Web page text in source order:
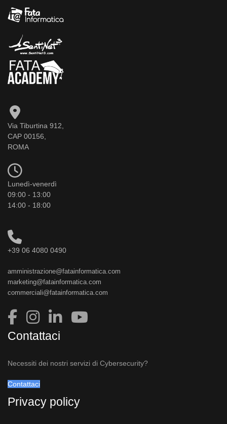
Via Tiburtina 912,
CAP 00156,
ROMA
Lunedì-venerdì
09:00 - 13:00
14:00 - 18:00
+39 06 4080 0490
amministrazione@fatainformatica.com
marketing@fatainformatica.com
commerciali@fatainformatica.com
Contattaci
Necessiti dei nostri servizi di Cybersecurity?
Contattaci
Privacy policy